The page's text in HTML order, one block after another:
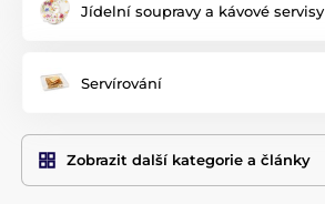
Jídelní soupravy a kávové servisy
Servírování
Zobrazit další kategorie a články